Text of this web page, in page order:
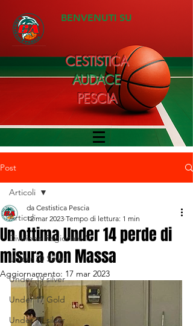
BENVENUTI SU
CESTISTICA
AUDACE
PESCIA
Post
Articoli
Divisione Regionale 1
Under 20 Silver
Under 19 silver
Under 17 Gold
Under 17 silver
Articoli
Un ottima Under 14 perde di
misura con Massa
da Cestistica Pescia
12 mar 2023 Tempo di lettura: 1 min
Aggiornamento: 17 mar 2023